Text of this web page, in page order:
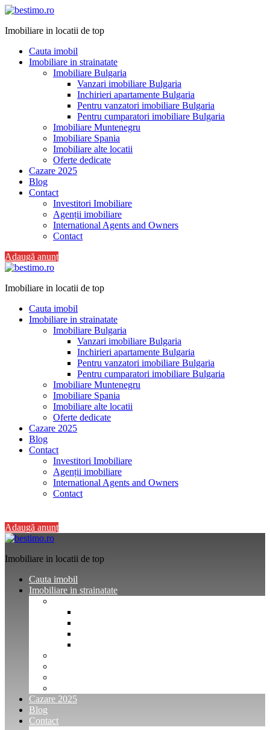
Imobiliare in locatii de top
Cauta imobil
Imobiliare in strainatate
Imobiliare Bulgaria
Vanzari imobiliare Bulgaria
Inchirieri apartamente Bulgaria
Pentru vanzatori imobiliare Bulgaria
Pentru cumparatori imobiliare Bulgaria
Imobiliare Muntenegru
Imobiliare Spania
Imobiliare alte locatii
Oferte dedicate
Cazare 2025
Blog
Contact
Investitori Imobiliare
Agenții imobiliare
International Agents and Owners
Contact
Adaugă anunț
Imobiliare in locatii de top
Cauta imobil
Imobiliare in strainatate
Imobiliare Bulgaria
Vanzari imobiliare Bulgaria
Inchirieri apartamente Bulgaria
Pentru vanzatori imobiliare Bulgaria
Pentru cumparatori imobiliare Bulgaria
Imobiliare Muntenegru
Imobiliare Spania
Imobiliare alte locatii
Oferte dedicate
Cazare 2025
Blog
Contact
Investitori Imobiliare
Agenții imobiliare
International Agents and Owners
Contact
Adaugă anunț
Imobiliare in locatii de top
Cauta imobil
Imobiliare in strainatate
Cazare 2025
Blog
Contact